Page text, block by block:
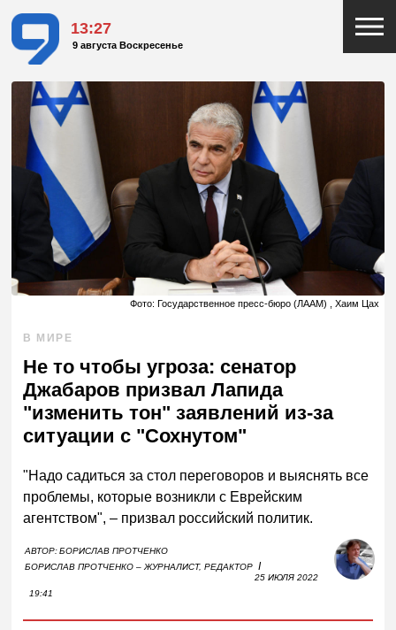
13:27
9 августа Воскресенье
Фото: Государственное пресс-бюро (ЛААМ) , Хаим Цах
В МИРЕ
Не то чтобы угроза: сенатор
Джабаров призвал Лапида
"изменить тон" заявлений из-за
ситуации с "Сохнутом"
"Надо садиться за стол переговоров и выяснять все
проблемы, которые возникли с Еврейским
агентством", – призвал российский политик.
АВТОР:БОРИСЛАВ ПРОТЧЕНКО
БОРИСЛАВ ПРОТЧЕНКО – ЖУРНАЛИСТ, РЕДАКТОР I
25 ИЮЛЯ 2022
19:41